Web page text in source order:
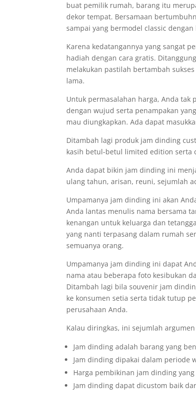
buat pemilik rumah, barang itu
dekor tempat. Bersamaan
sampai yang bermodel classic dengan
Karena kedatangannya yang sangat
hadiah dengan cara gratis.
melakukan pastilah bertambah
lama.
Untuk permasalahan harga, Anda
dengan wujud serta penampakan
mau diungkapkan. Ada dapat
Ditambah lagi produk jam dinding
kasih betul-betul limited edition serta
Anda dapat bikin jam dinding ini
ulang tahun, arisan, reuni, sejumlah
Umpamanya jam dinding ini akan
Anda lantas menulis nama bersama
kenangan untuk keluarga dan
yang nanti terpasang dalam rumah
semuanya orang.
Umpamanya jam dinding ini dapat
nama atau beberapa foto kesibukan
Ditambah lagi bila souvenir jam
ke konsumen setia serta tidak tutup
perusahaan Anda.
Kalau diringkas, ini sejumlah
Jam dinding adalah barang yang
Jam dinding dipakai dalam periode
Harga pembikinan jam dinding
Jam dinding dapat dicustom baik